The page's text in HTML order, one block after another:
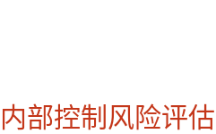
部控制风险评